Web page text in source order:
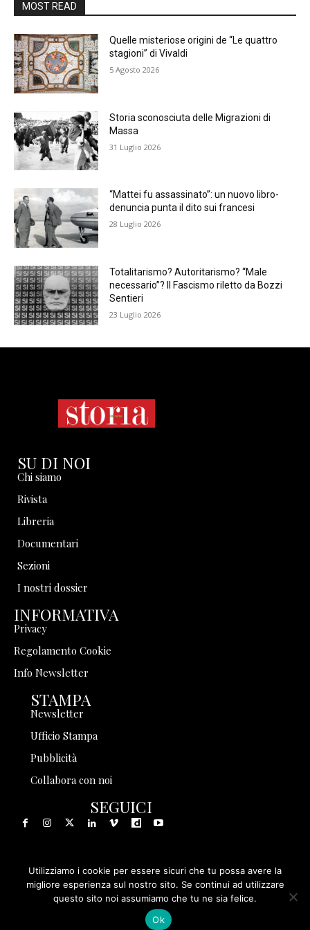
MOST READ
Quelle misteriose origini de “Le quattro
stagioni” di Vivaldi
5 Agosto 2026
Storia sconosciuta delle Migrazioni di
Massa
31 Luglio 2026
“Mattei fu assassinato”: un nuovo libro-
denuncia punta il dito sui francesi
28 Luglio 2026
Totalitarismo? Autoritarismo? “Male
necessario”? Il Fascismo riletto da Bozzi
Sentieri
23 Luglio 2026
SU DI NOI
Chi siamo
Rivista
Libreria
Documentari
Sezioni
I nostri dossier
INFORMATIVA
Privacy
Regolamento Cookie
Info Newsletter
STAMPA
Newsletter
Ufficio Stampa
Pubblicità
Collabora con noi
SEGUICI
© 1999 - 2025 Storia in Rete Srl - Tutti i diritti riservati - P.
IVA 08570971005
Utilizziamo i cookie per essere sicuri che tu possa avere la
migliore esperienza sul nostro sito. Se continui ad utilizzare
questo sito noi assumiamo che tu ne sia felice.
Ok